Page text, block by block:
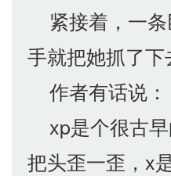
紧接着，一条
手就把她抓了下
作者有话说：
xp是个很古
把头歪一歪，x